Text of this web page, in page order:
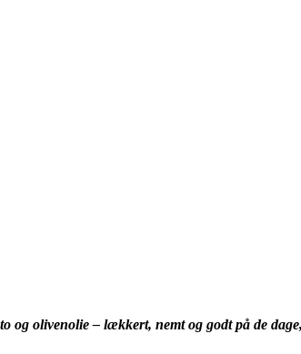
og olivenolie – lækkert, nemt og godt på de